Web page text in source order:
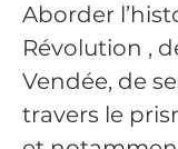
Aborder
Révolution ,
Vendée, de
travers le